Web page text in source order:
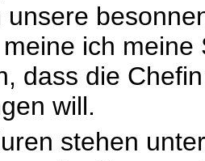
unsere
ich
dass die
will.
stehen